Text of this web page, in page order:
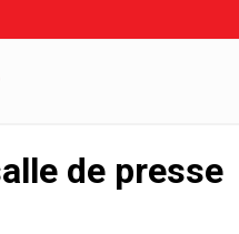
de presse